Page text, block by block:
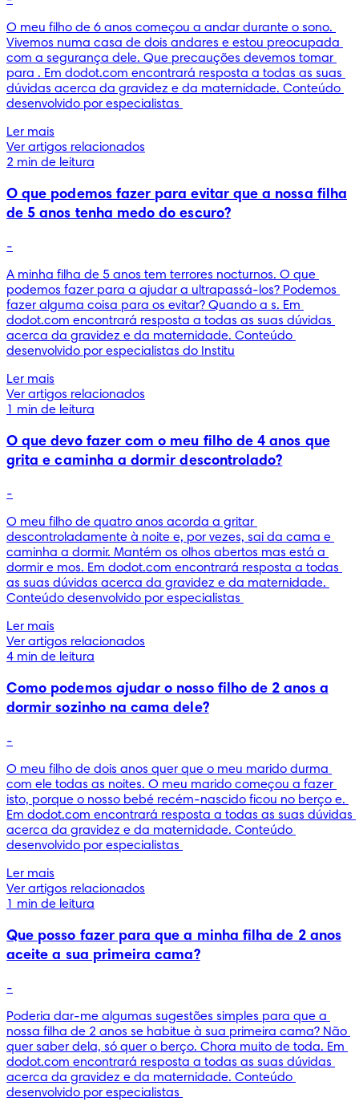
O meu filho de 6 anos começou a andar durante o sono.
Vivemos numa casa de dois andares e estou preocupada
com a segurança dele. Que precauções devemos tomar
para . Em dodot.com encontrará resposta a todas as suas
dúvidas acerca da gravidez e da maternidade. Conteúdo
desenvolvido por especialistas
Ler mais
Ver artigos relacionados
2 min de leitura
O que podemos fazer para evitar que a nossa filha
de 5 anos tenha medo do escuro?
-
A minha filha de 5 anos tem terrores nocturnos. O que
podemos fazer para a ajudar a ultrapassá-los? Podemos
fazer alguma coisa para os evitar? Quando a s. Em
dodot.com encontrará resposta a todas as suas dúvidas
acerca da gravidez e da maternidade. Conteúdo
desenvolvido por especialistas do Institu
Ler mais
Ver artigos relacionados
1 min de leitura
O que devo fazer com o meu filho de 4 anos que
grita e caminha a dormir descontrolado?
-
O meu filho de quatro anos acorda a gritar
descontroladamente à noite e, por vezes, sai da cama e
caminha a dormir. Mantém os olhos abertos mas está a
dormir e mos. Em dodot.com encontrará resposta a todas
as suas dúvidas acerca da gravidez e da maternidade.
Conteúdo desenvolvido por especialistas
Ler mais
Ver artigos relacionados
4 min de leitura
Como podemos ajudar o nosso filho de 2 anos a
dormir sozinho na cama dele?
-
O meu filho de dois anos quer que o meu marido durma
com ele todas as noites. O meu marido começou a fazer
isto, porque o nosso bebé recém-nascido ficou no berço e.
Em dodot.com encontrará resposta a todas as suas dúvidas
acerca da gravidez e da maternidade. Conteúdo
desenvolvido por especialistas
Ler mais
Ver artigos relacionados
1 min de leitura
Que posso fazer para que a minha filha de 2 anos
aceite a sua primeira cama?
-
Poderia dar-me algumas sugestões simples para que a
nossa filha de 2 anos se habitue à sua primeira cama? Não
quer saber dela, só quer o berço. Chora muito de toda. Em
dodot.com encontrará resposta a todas as suas dúvidas
acerca da gravidez e da maternidade. Conteúdo
desenvolvido por especialistas